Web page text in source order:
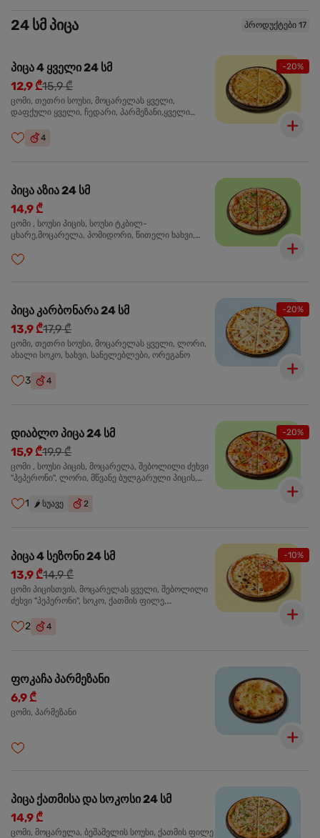
24 სმ პიცა პროდუქტები 17
-20%
პიცა 4 ყველი 24 სმ
12,9 ₾15,9 ₾
ცომი, თეთრი სოუსი, მოცარელას ყველი,
დაფქული ყველი, ჩედარი, პარმეზანი,ყველი
4
პიცა აზია 24 სმ
14,9 ₾
ცომი , სოუსი პიცის, სოუსი ტკბილ-
ცხარე,მოცარელა, პომიდორი, წითელი ხახვი,
სეზამის მარცვლის ნაზავი, ქინძი, ორეგანო
-20%
პიცა კარბონარა 24 სმ
13,9 ₾17,9 ₾
ცომი, თეთრი სოუსი, მოცარელას ყველი, ლორი,
ახალი სოკო, ხახვი, სანელებლები, ორეგანო
3 4
-20%
დიაბლო პიცა 24 სმ
15,9 ₾19,9 ₾
ცომი , სოუსი პიცის, მოცარელა, შებოლილი ძეხვი
"პეპერონი", ლორი, მწვანე ბულგარული პიცის,
1 🌶️ სუავე 2
-10%
პიცა 4 სეზონი 24 სმ
13,9 ₾14,9 ₾
ცომი პიცისთვის, მოცარელას ყველი, შებოლილი
ძეხვი "პეპერონი", სოკო, ქათმის ფილე,
2 4
ფოკაჩა პარმეზანი
6,9 ₾
ცომი, პარმეზანი
პიცა ქათმისა და სოკოსი 24 სმ
14,9 ₾
ცომი, მოცარელა, ბეშამელის სოუსი, ქათმის ფილე